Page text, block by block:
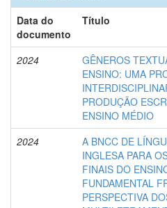
Data do
documento
Título
2024
GÊNEROS
ENSINO: UMA
PRODUÇÃO
ENSINO MÉDIO
2024
A BNCC DE
INGLESA PARA
FINAIS DO
FUNDAMENTAL
PERSPECTIVA